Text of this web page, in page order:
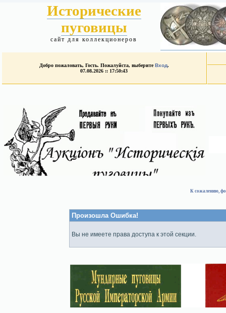
Исторические
пуговицы
сайт для коллекционеров
Добро пожаловать, Гость. Пожалуйста, выберитеВход.
07.08.2026 :: 17:50:43
К сожалению,
Произошла Ошибка!
Вы не имеете права доступа к этой секции.